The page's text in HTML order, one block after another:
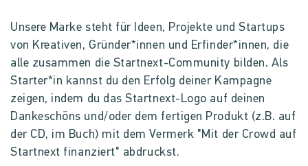
Unsere Marke steht für Ideen, Projekte und Startups
von Kreativen, Gründer*innen und Erfinder*innen, die
alle zusammen die Startnext-Community bilden. Als
Starter*in kannst du den Erfolg deiner Kampagne
zeigen, indem du das Startnext-Logo auf deinen
Dankeschöns und/oder dem fertigen Produkt (z.B. auf
der CD, im Buch) mit dem Vermerk "Mit der Crowd auf
Startnext finanziert" abdruckst.